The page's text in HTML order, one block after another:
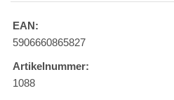
EAN:
5906660865827
Artikelnummer:
1088